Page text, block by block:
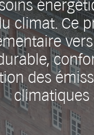
climat. Ce
des
climatiques